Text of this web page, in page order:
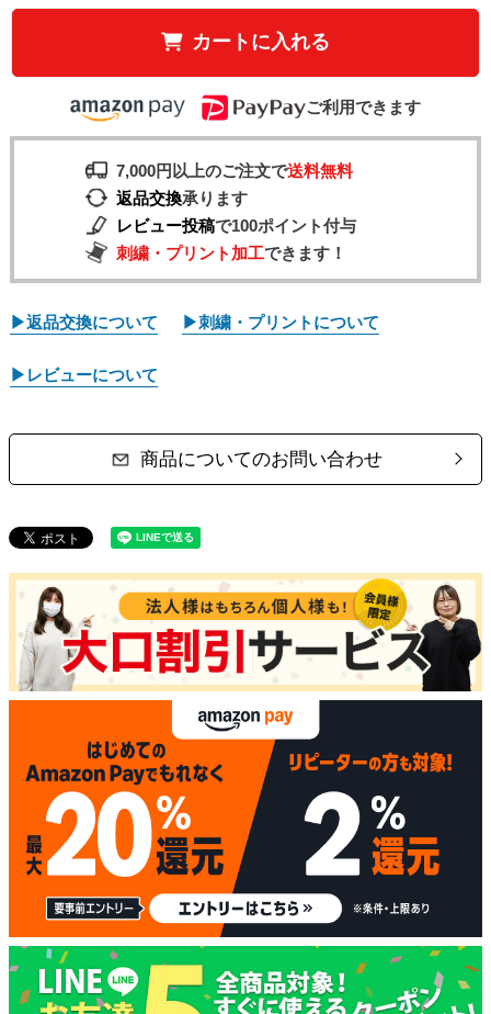
カートに入れる
ご利用できます
7,000円以上のご注文で送料無料
返品交換承ります
レビュー投稿で100ポイント付与
刺繍・プリント加工できます！
▶返品交換について ▶刺繍・プリントについて
▶レビューについて
商品についてのお問い合わせ